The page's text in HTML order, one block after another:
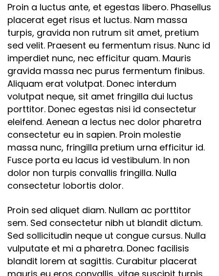
Proin a luctus ante, et egestas libero. Phasellus
placerat eget risus et luctus. Nam massa
turpis, gravida non rutrum sit amet, pretium
sed velit. Praesent eu fermentum risus. Nunc id
imperdiet nunc, nec efficitur quam. Mauris
gravida massa nec purus fermentum finibus.
Aliquam erat volutpat. Donec interdum
volutpat neque, sit amet fringilla dui luctus
porttitor. Donec egestas nisi id consectetur
eleifend. Aenean a lectus nec dolor pharetra
consectetur eu in sapien. Proin molestie
massa nunc, fringilla pretium urna efficitur id.
Fusce porta eu lacus id vestibulum. In non
dolor non turpis convallis fringilla. Nulla
consectetur lobortis dolor.
Proin sed aliquet diam. Nullam ac porttitor
sem. Sed consectetur nibh ut blandit dictum.
Sed sollicitudin neque ut congue cursus. Nulla
vulputate et mi a pharetra. Donec facilisis
blandit lorem at sagittis. Curabitur placerat